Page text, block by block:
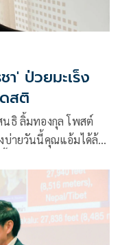
' ป่วยมะเร็ง
สติ
ธิ ลิ้มทองกุล โพสต์